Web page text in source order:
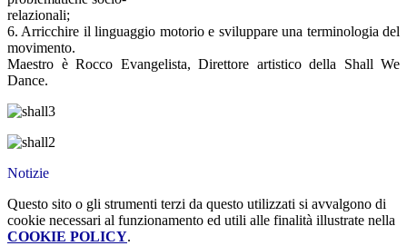
relazionali;
6. Arricchire il linguaggio motorio e sviluppare una terminologia del
movimento.
Maestro è Rocco Evangelista, Direttore artistico della Shall We
Dance.
Notizie
Questo sito o gli strumenti terzi da questo utilizzati si avvalgono di
cookie necessari al funzionamento ed utili alle finalità illustrate nella
COOKIE POLICY.